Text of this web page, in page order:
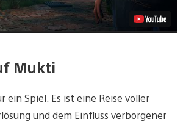
Mukti
Spiel. Es ist eine Reise voller
und dem Einfluss verborgener